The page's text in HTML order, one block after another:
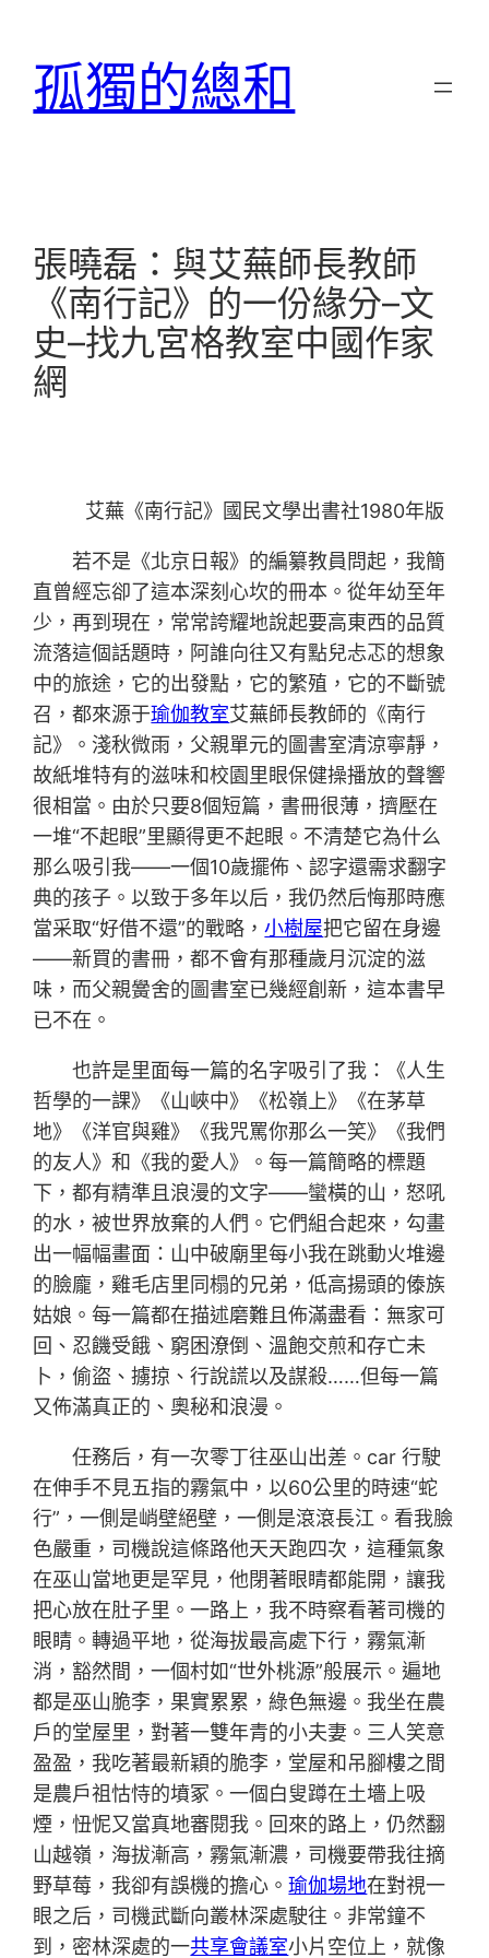
孤獨的總和
張曉磊：與艾蕪師長教師
《南行記》的一份緣分–文
史–找九宮格教室中國作家
網
艾蕪《南行記》國民文學出書社1980年版
若不是《北京日報》的編纂教員問起，我簡
直曾經忘卻了這本深刻心坎的冊本。從年幼至年
少，再到現在，常常誇耀地說起要高東西的品質
流落這個話題時，阿誰向往又有點兒忐忑的想象
中的旅途，它的出發點，它的繁殖，它的不斷號
召，都來源于瑜伽教室艾蕪師長教師的《南行
記》。淺秋微雨，父親單元的圖書室清涼寧靜，
故紙堆特有的滋味和校園里眼保健操播放的聲響
很相當。由於只要8個短篇，書冊很薄，擠壓在
一堆“不起眼”里顯得更不起眼。不清楚它為什么
那么吸引我——一個10歲擺佈、認字還需求翻字
典的孩子。以致于多年以后，我仍然后悔那時應
當采取“好借不還”的戰略，小樹屋把它留在身邊
——新買的書冊，都不會有那種歲月沉淀的滋
味，而父親黌舍的圖書室已幾經創新，這本書早
已不在。
也許是里面每一篇的名字吸引了我：《人生
哲學的一課》《山峽中》《松嶺上》《在茅草
地》《洋官與雞》《我咒罵你那么一笑》《我們
的友人》和《我的愛人》。每一篇簡略的標題
下，都有精準且浪漫的文字——蠻橫的山，怒吼
的水，被世界放棄的人們。它們組合起來，勾畫
出一幅幅畫面：山中破廟里每小我在跳動火堆邊
的臉龐，雞毛店里同榻的兄弟，低高揚頭的傣族
姑娘。每一篇都在描述磨難且佈滿盡看：無家可
回、忍饑受餓、窮困潦倒、溫飽交煎和存亡未
卜，偷盜、擄掠、行說謊以及謀殺……但每一篇
又佈滿真正的、奧秘和浪漫。
任務后，有一次零丁往巫山出差。car 行駛
在伸手不見五指的霧氣中，以60公里的時速“蛇
行”，一側是峭壁絕壁，一側是滾滾長江。看我臉
色嚴重，司機說這條路他天天跑四次，這種氣象
在巫山當地更是罕見，他閉著眼睛都能開，讓我
把心放在肚子里。一路上，我不時察看著司機的
眼睛。轉過平地，從海拔最高處下行，霧氣漸
消，豁然間，一個村如“世外桃源”般展示。遍地
都是巫山脆李，果實累累，綠色無邊。我坐在農
戶的堂屋里，對著一雙年青的小夫妻。三人笑意
盈盈，我吃著最新穎的脆李，堂屋和吊腳樓之間
是農戶祖怙恃的墳冢。一個白叟蹲在土墻上吸
煙，忸怩又當真地審閱我。回來的路上，仍然翻
山越嶺，海拔漸高，霧氣漸濃，司機要帶我往摘
野草莓，我卻有誤機的擔心。瑜伽場地在對視一
眼之后，司機武斷向叢林深處駛往。非常鐘不
到，密林深處的一共享會議室小片空位上，就像